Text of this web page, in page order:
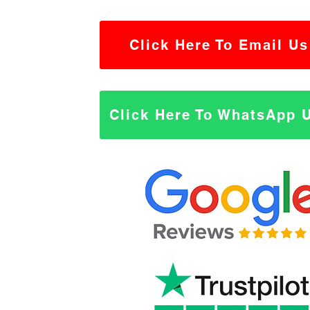
Click Here To Email Us
Click Here To WhatsApp